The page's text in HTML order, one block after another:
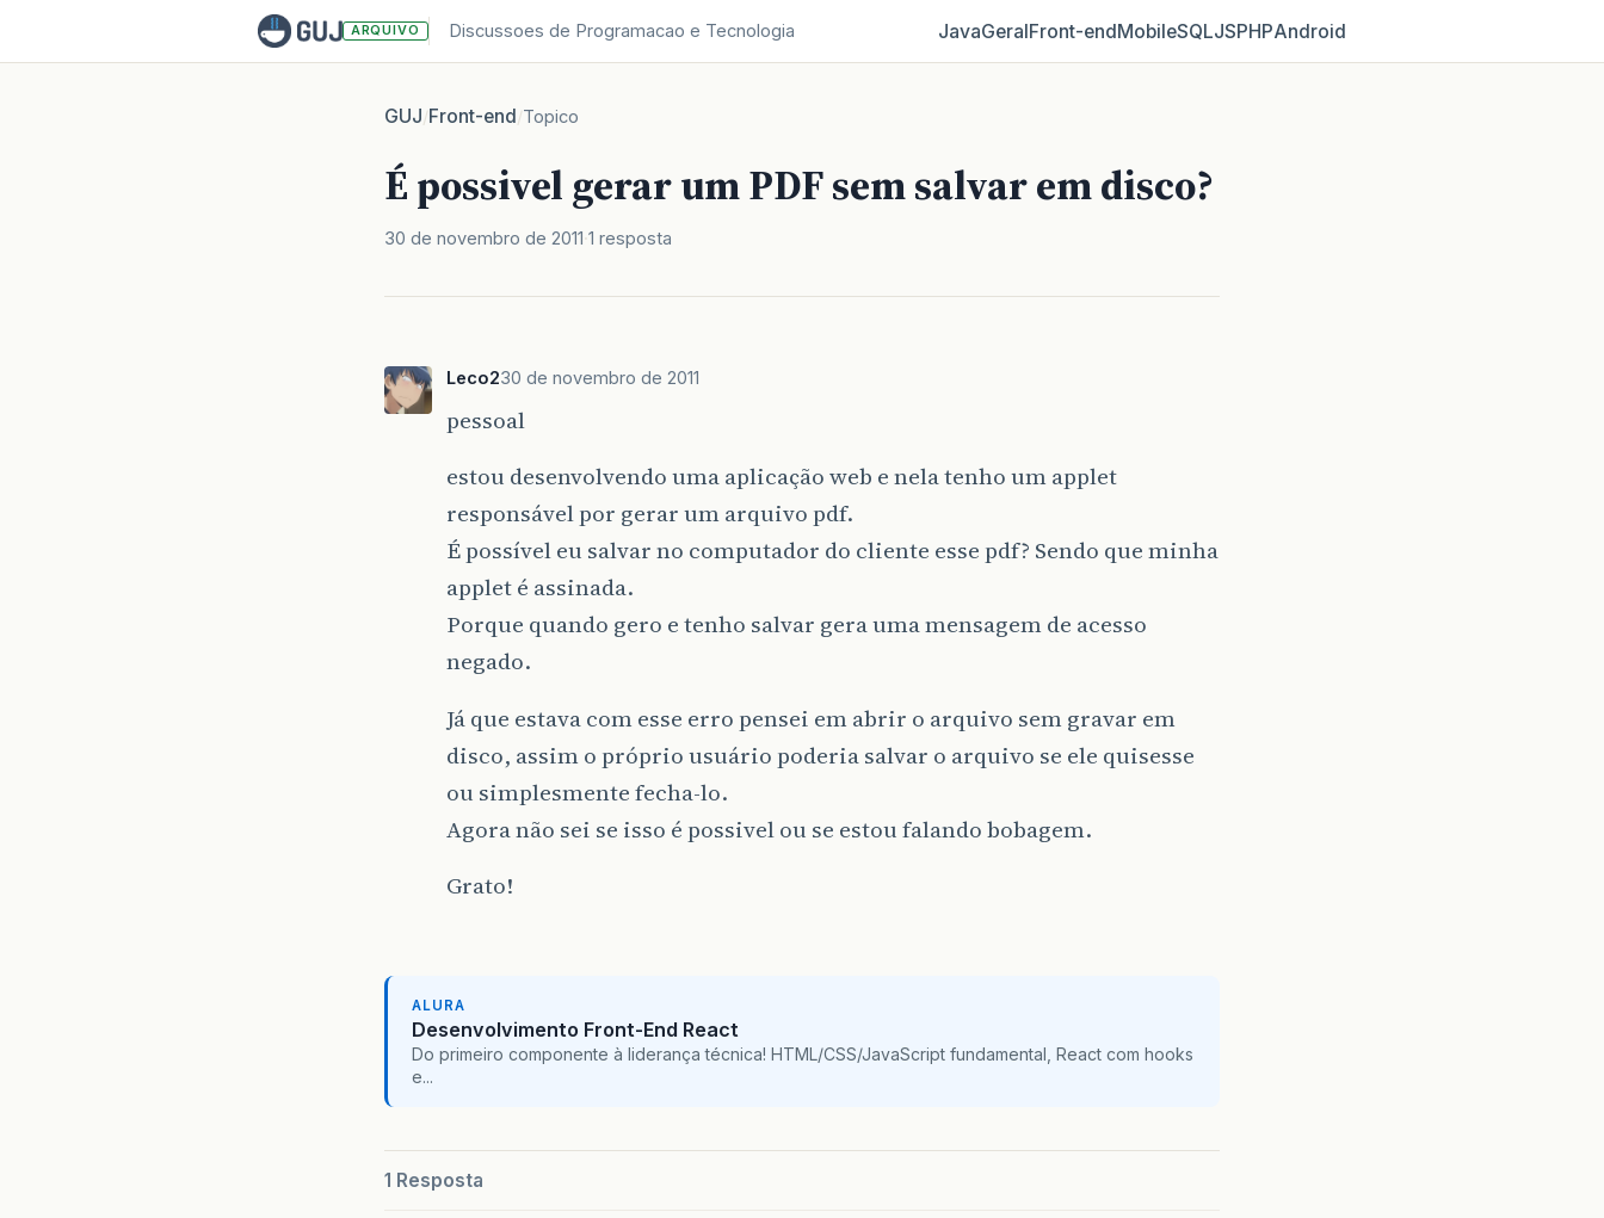
ARQUIVO Discussoes de Programacao e Tecnologia JavaGeralFront‑endMobileSQLJSPHPAndroid
GUJ/Front-end/Topico
É possivel gerar um PDF sem salvar em disco?
30 de novembro de 2011 1 resposta
Leco230 de novembro de 2011
pessoal
estou desenvolvendo uma aplicação web e nela tenho um applet
responsável por gerar um arquivo pdf.
É possível eu salvar no computador do cliente esse pdf? Sendo que minha
applet é assinada.
Porque quando gero e tenho salvar gera uma mensagem de acesso
negado.
Já que estava com esse erro pensei em abrir o arquivo sem gravar em
disco, assim o próprio usuário poderia salvar o arquivo se ele quisesse
ou simplesmente fecha-lo.
Agora não sei se isso é possivel ou se estou falando bobagem.
Grato!
ALURA
Desenvolvimento Front-End React
Do primeiro componente à liderança técnica! HTML/CSS/JavaScript fundamental, React com hooks
e...
1 Resposta